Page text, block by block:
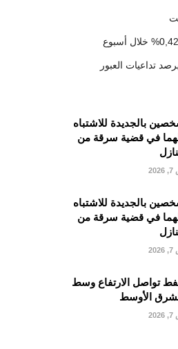
تداعيات العبور
بالجديدة للاشتباه
في قضية سرقة من
بالجديدة للاشتباه
في قضية سرقة من
تواصل الارتفاع وسط
الأوسط